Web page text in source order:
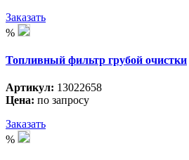
Заказать
%
Топливный фильтр грубой очистки
Артикул: 13022658
Цена: по запросу
Заказать
%